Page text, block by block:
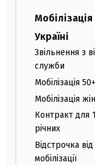
Мобілізація
Україні
Звільнення з
служби
Мобілізація 50+
Мобілізація
Контракт для
річних
Відстрочка від
мобілізації